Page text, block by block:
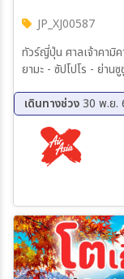
JP_XJ00587
ทัวร์ญี่ปุ่น ศาลเจ้าคามิ
ยามะ - ซัปโปโร - ย่านซูซูกิโนะ ดิวตี้ฟรี - เมืองโอตารุ
เดินทางช่วง30 พ.ย.
30 พ.ย. 69 - 04 ธ.ค. 69
02 ธ.ค. 69 - 06 ธ.ค. 69
05 ธ.ค. 69 - 09 ธ.ค. 69